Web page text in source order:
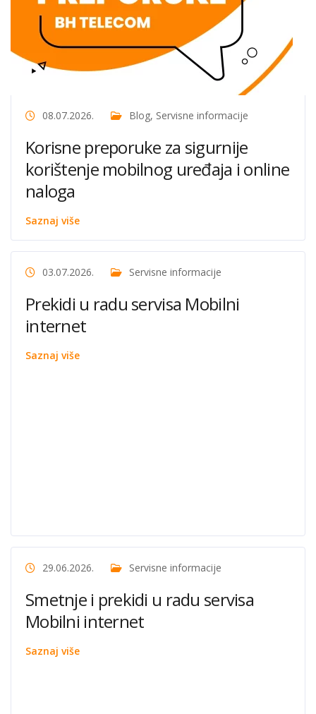
08.07.2026. Blog, Servisne informacije
Korisne preporuke za sigurnije
korištenje mobilnog uređaja i online
naloga
Saznaj više
03.07.2026. Servisne informacije
Prekidi u radu servisa Mobilni
internet
Saznaj više
29.06.2026. Servisne informacije
Smetnje i prekidi u radu servisa
Mobilni internet
Saznaj više